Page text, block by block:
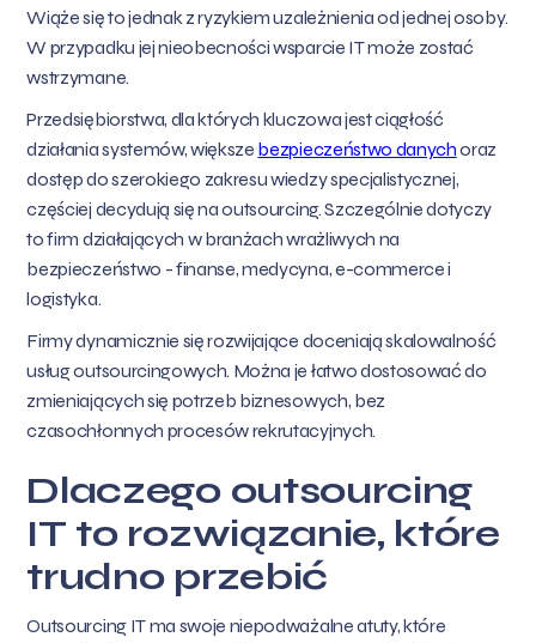
Wiąże się to jednak z ryzykiem uzależnienia od jednej osoby.
W przypadku jej nieobecności wsparcie IT może zostać
wstrzymane.
Przedsiębiorstwa, dla których kluczowa jest ciągłość
działania systemów, większe bezpieczeństwo danychoraz
dostęp do szerokiego zakresu wiedzy specjalistycznej,
częściej decydują się na outsourcing. Szczególnie dotyczy
to firm działających w branżach wrażliwych na
bezpieczeństwo - finanse, medycyna, e-commerce i
logistyka.
Firmy dynamicznie się rozwijające doceniają skalowalność
usług outsourcingowych. Można je łatwo dostosować do
zmieniających się potrzeb biznesowych, bez
czasochłonnych procesów rekrutacyjnych.
Dlaczego outsourcing
IT to rozwiązanie, które
trudno przebić
Outsourcing IT ma swoje niepodważalne atuty, które